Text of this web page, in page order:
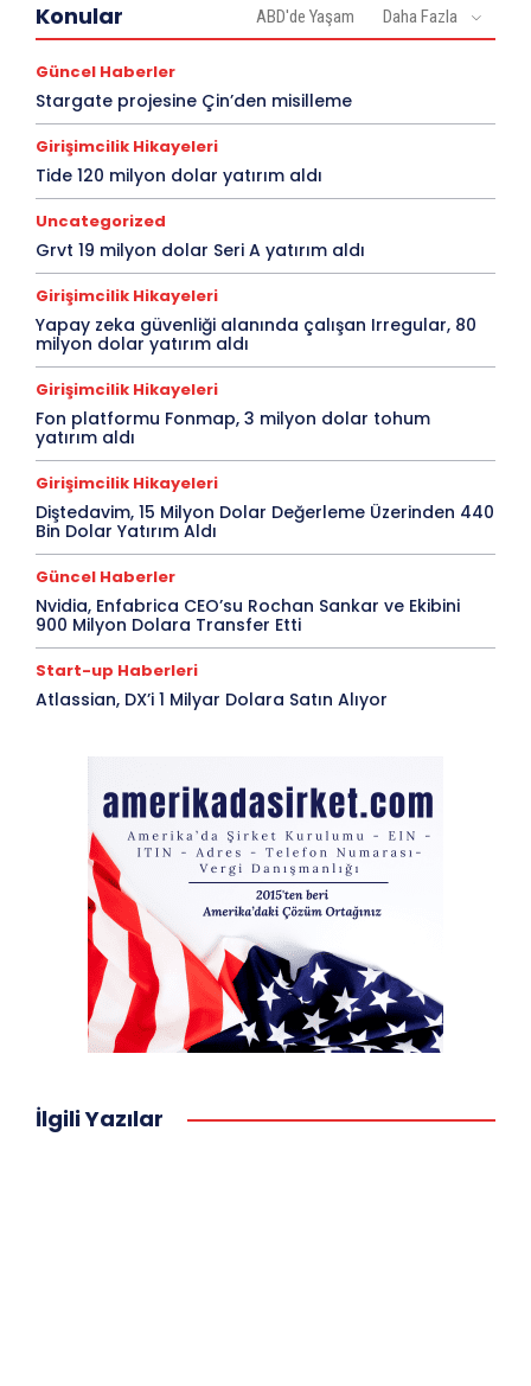
Konular ABD'de Yaşam Daha Fazla
Güncel Haberler
Stargate projesine Çin’den misilleme
Girişimcilik Hikayeleri
Tide 120 milyon dolar yatırım aldı
Uncategorized
Grvt 19 milyon dolar Seri A yatırım aldı
Girişimcilik Hikayeleri
Yapay zeka güvenliği alanında çalışan Irregular, 80
milyon dolar yatırım aldı
Girişimcilik Hikayeleri
Fon platformu Fonmap, 3 milyon dolar tohum
yatırım aldı
Girişimcilik Hikayeleri
Diştedavim, 15 Milyon Dolar Değerleme Üzerinden 440
Bin Dolar Yatırım Aldı
Güncel Haberler
Nvidia, Enfabrica CEO’su Rochan Sankar ve Ekibini
900 Milyon Dolara Transfer Etti
Start-up Haberleri
Atlassian, DX’i 1 Milyar Dolara Satın Alıyor
İlgili Yazılar